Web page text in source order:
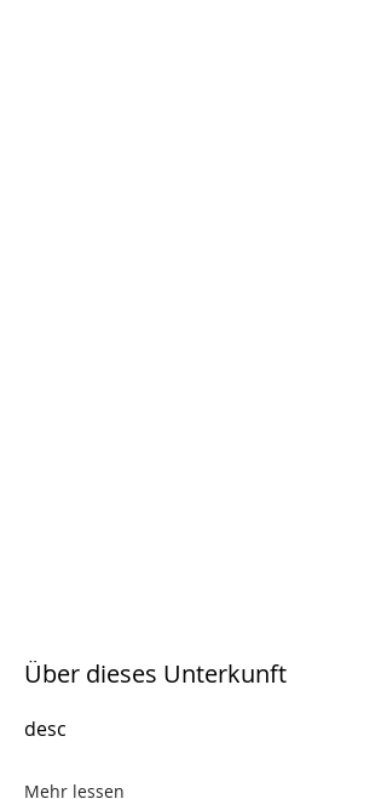
Über dieses Unterkunft
desc
Mehr lessen